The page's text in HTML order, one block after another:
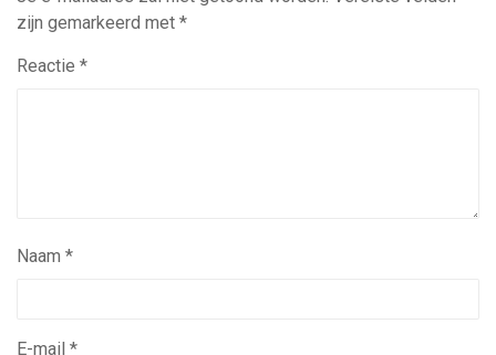
zijn gemarkeerd met *
Reactie *
Naam *
E-mail *